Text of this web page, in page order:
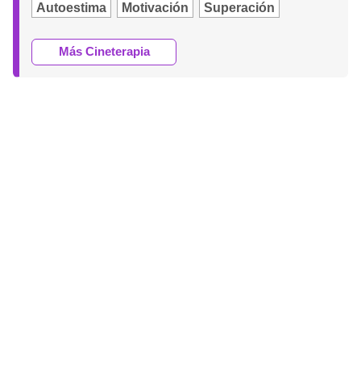
Autoestima Motivación Superación
Más Cineterapia